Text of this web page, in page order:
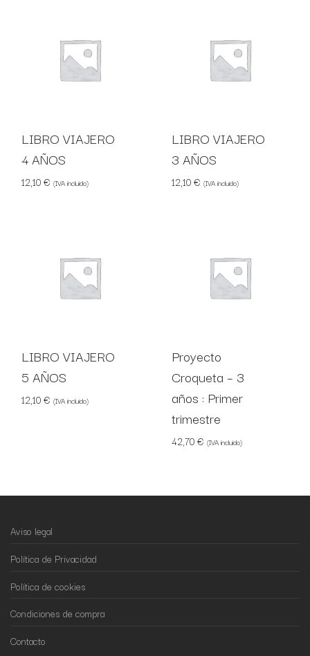
LIBRO VIAJERO
4 AÑOS
12,10€ (IVA incluido)
LIBRO VIAJERO
3 AÑOS
12,10€ (IVA incluido)
LIBRO VIAJERO
5 AÑOS
12,10€ (IVA incluido)
Proyecto
Croqueta – 3
años : Primer
trimestre
42,70€ (IVA incluido)
Aviso legal
Política de Privacidad
Política de cookies
Condiciones de compra
Contacto